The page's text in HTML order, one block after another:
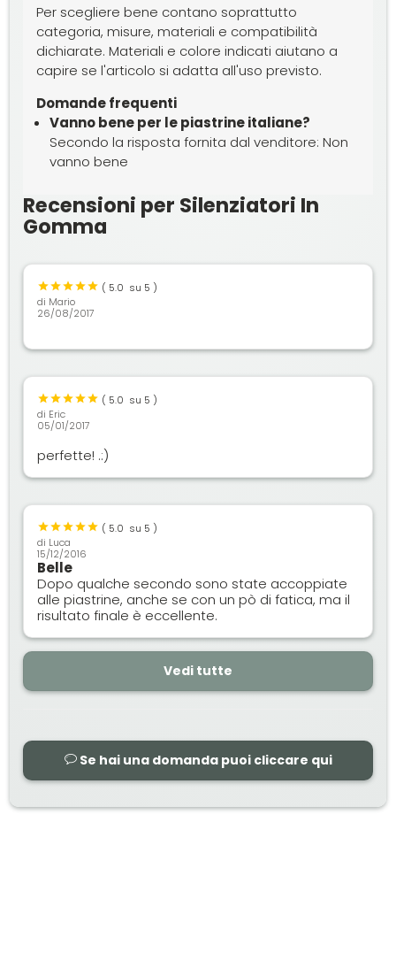
Per scegliere bene contano soprattutto
categoria, misure, materiali e compatibilità
dichiarate. Materiali e colore indicati aiutano a
capire se l'articolo si adatta all'uso previsto.
Domande frequenti
Vanno bene per le piastrine italiane?
Secondo la risposta fornita dal venditore: Non
vanno bene
Recensioni per Silenziatori In
Gomma
( 5.0 su 5 )
di Mario
26/08/2017
( 5.0 su 5 )
di Eric
05/01/2017
perfette! .:)
( 5.0 su 5 )
di Luca
15/12/2016
Belle
Dopo qualche secondo sono state accoppiate
alle piastrine, anche se con un pò di fatica, ma il
risultato finale è eccellente.
Vedi tutte
Se hai una domanda puoi cliccare qui